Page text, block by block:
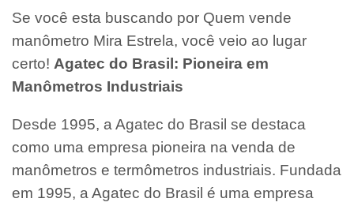
Se você esta buscando por Quem vende
manômetro Mira Estrela, você veio ao lugar
certo! Agatec do Brasil: Pioneira em
Manômetros Industriais
Desde 1995, a Agatec do Brasil se destaca
como uma empresa pioneira na venda de
manômetros e termômetros industriais. Fundada
em 1995, a Agatec do Brasil é uma empresa